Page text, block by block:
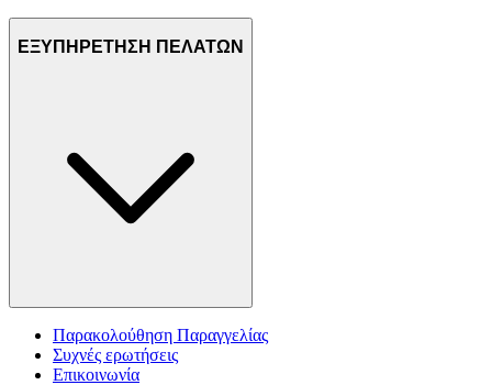
ΕΞΥΠΗΡΕΤΗΣΗ ΠΕΛΑΤΩΝ
Παρακολούθηση Παραγγελίας
Συχνές ερωτήσεις
Επικοινωνία